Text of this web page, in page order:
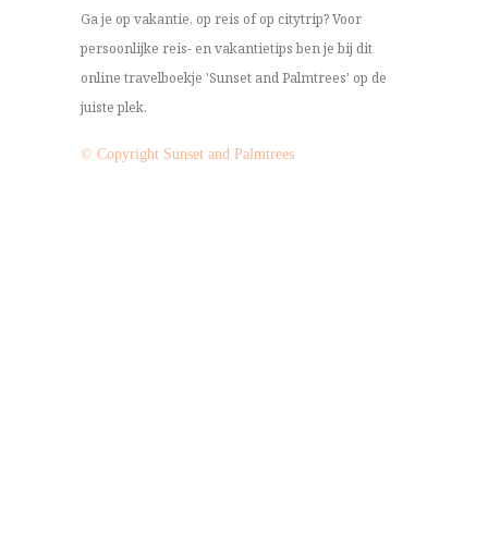
Ga je op vakantie, op reis of op citytrip? Voor
persoonlijke reis- en vakantietips ben je bij dit
online travelboekje 'Sunset and Palmtrees' op de
juiste plek.
© Copyright Sunset and Palmtrees